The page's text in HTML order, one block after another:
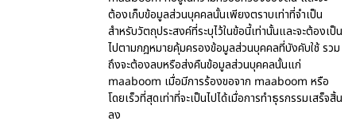
ต้องเก็บข้อมูลส่วนบุคคลนั้นเพียงตราบเท่าที่จำเป็น
สำหรับวัตถุประสงค์ที่ระบุไว้ในข้อนี้เท่านั้นและจะต้องเป็น
ไปตามกฎหมายคุ้มครองข้อมูลส่วนบุคคลที่บังคับใช้ รวม
ถึงจะต้องลบหรือส่งคืนข้อมูลส่วนบุคคลนั้นแก่
maaboom เมื่อมีการร้องขอจาก maaboom หรือ
โดยเร็วที่สุดเท่าที่จะเป็นไปได้เมื่อการทำธุรกรรมเสร็จสิ้น
ลง